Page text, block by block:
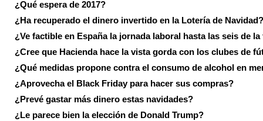
¿Qué espera de 2017?
¿Ha recuperado el dinero invertido en la Lotería de Navidad?
¿Ve factible en España la jornada laboral hasta las seis de la
¿Cree que Hacienda hace la vista gorda con los clubes de
¿Qué medidas propone contra el consumo de alcohol en
¿Aprovecha el Black Friday para hacer sus compras?
¿Prevé gastar más dinero estas navidades?
¿Le parece bien la elección de Donald Trump?